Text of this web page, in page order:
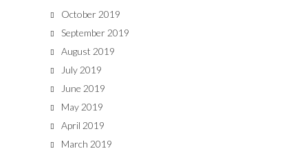
October 2019
September 2019
August 2019
July 2019
June 2019
May 2019
April 2019
March 2019